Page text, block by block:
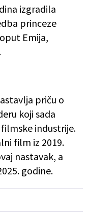
izgradila
princeze
Emija,
priču o
koji sada
filmske industrije.
film iz 2019.
nastavak, a
godine.